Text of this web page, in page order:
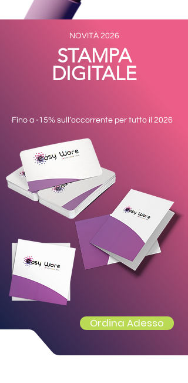
NOVITÀ 2026
STAMPA
DIGITALE
Fino a -15% sull’occorrente per tutto il 2026
Ordina Adesso